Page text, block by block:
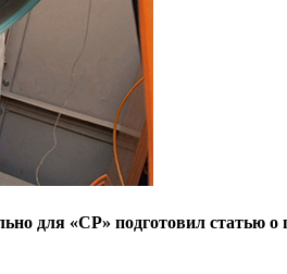
для «СР» подготовил статью